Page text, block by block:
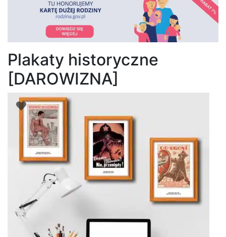
Plakaty historyczne
[DAROWIZNA]